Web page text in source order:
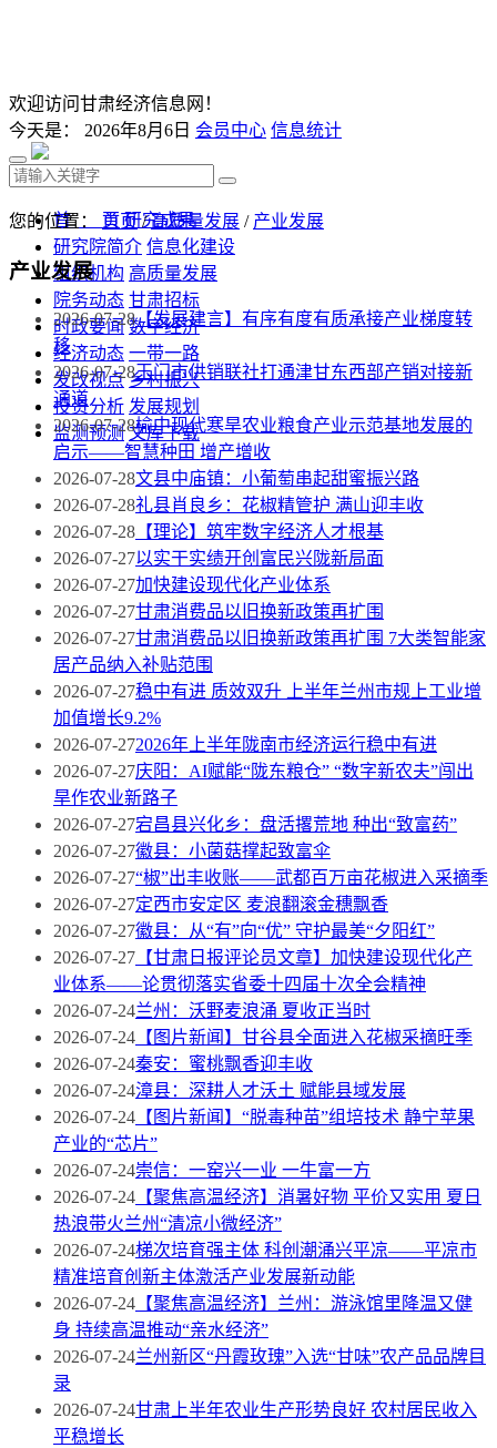
欢迎访问甘肃经济信息网！
今天是： 2026年8月6日 会员中心 信息统计
首 页 研究成果
研究院简介 信息化建设
组织机构 高质量发展
院务动态 甘肃招标
时政要闻 数字经济
经济动态 一带一路
发改视点 乡村振兴
投资分析 发展规划
监测预测 文库下载
您的位置： 首页/高质量发展 / 产业发展
产业发展
2026-07-28【发展建言】有序有度有质承接产业梯度转
移
2026-07-28玉门市供销联社打通津甘东西部产销对接新
通道
2026-07-28榆中现代寒旱农业粮食产业示范基地发展的
启示——智慧种田 增产增收
2026-07-28文县中庙镇：小葡萄串起甜蜜振兴路
2026-07-28礼县肖良乡：花椒精管护 满山迎丰收
2026-07-28 【理论】筑牢数字经济人才根基
2026-07-27以实干实绩开创富民兴陇新局面
2026-07-27加快建设现代化产业体系
2026-07-27甘肃消费品以旧换新政策再扩围
2026-07-27甘肃消费品以旧换新政策再扩围 7大类智能家
居产品纳入补贴范围
2026-07-27稳中有进 质效双升 上半年兰州市规上工业增
加值增长9.2%
2026-07-272026年上半年陇南市经济运行稳中有进
2026-07-27庆阳：AI赋能“陇东粮仓” “数字新农夫”闯出
旱作农业新路子
2026-07-27宕昌县兴化乡：盘活撂荒地 种出“致富药”
2026-07-27徽县：小菌菇撑起致富伞
2026-07-27“椒”出丰收账——武都百万亩花椒进入采摘季
2026-07-27定西市安定区 麦浪翻滚金穗飘香
2026-07-27徽县：从“有”向“优” 守护最美“夕阳红”
2026-07-27 【甘肃日报评论员文章】加快建设现代化产
业体系——论贯彻落实省委十四届十次全会精神
2026-07-24兰州：沃野麦浪涌 夏收正当时
2026-07-24 【图片新闻】甘谷县全面进入花椒采摘旺季
2026-07-24秦安：蜜桃飘香迎丰收
2026-07-24漳县：深耕人才沃土 赋能县域发展
2026-07-24 【图片新闻】“脱毒种苗”组培技术 静宁苹果
产业的“芯片”
2026-07-24崇信：一窑兴一业 一牛富一方
2026-07-24 【聚焦高温经济】消暑好物 平价又实用 夏日
热浪带火兰州“清凉小微经济”
2026-07-24梯次培育强主体 科创潮涌兴平凉——平凉市
精准培育创新主体激活产业发展新动能
2026-07-24 【聚焦高温经济】兰州：游泳馆里降温又健
身 持续高温推动“亲水经济”
2026-07-24兰州新区“丹霞玫瑰”入选“甘味”农产品品牌目
录
2026-07-24甘肃上半年农业生产形势良好 农村居民收入
平稳增长